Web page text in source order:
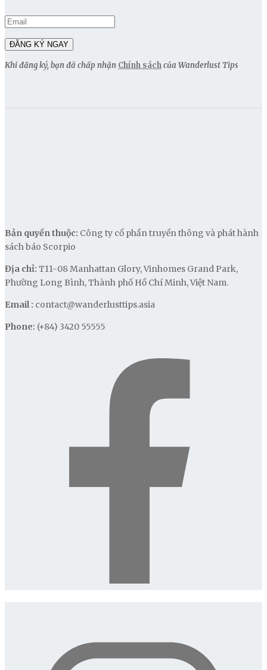
Khi đăng ký, bạn đã chấp nhận Chính sáchcủa Wanderlust Tips
Bản quyền thuộc: Công ty cổ phần truyền thông và phát hành
sách báo Scorpio
Địa chỉ: T11-08 Manhattan Glory, Vinhomes Grand Park,
Phường Long Bình, Thành phố Hồ Chí Minh, Việt Nam.
Email : contact@wanderlusttips.asia
Phone: (+84) 3420 55555